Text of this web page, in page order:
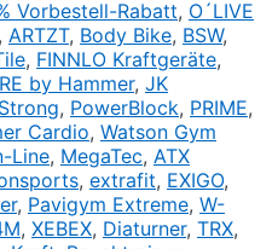
Vorbestell-Rabatt, O´LIVE
, ARTZT, Body Bike, BSW,
, FINNLO Kraftgeräte,
by Hammer, JK
, PowerBlock, PRIME,
Cardio, Watson Gym
Line, MegaTec, ATX
, extrafit, EXIGO,
, Pavigym Extreme, W-
, XEBEX, Diaturner, TRX,